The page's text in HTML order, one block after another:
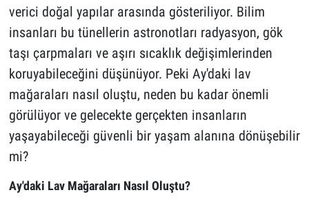
verici doğal yapılar arasında gösteriliyor. Bilim
insanları bu tünellerin astronotları radyasyon, gök
taşı çarpmaları ve aşırı sıcaklık değişimlerinden
koruyabileceğini düşünüyor. Peki Ay'daki lav
mağaraları nasıl oluştu, neden bu kadar önemli
görülüyor ve gelecekte gerçekten insanların
yaşayabileceği güvenli bir yaşam alanına dönüşebilir
mi?
Ay'daki Lav Mağaraları Nasıl Oluştu?